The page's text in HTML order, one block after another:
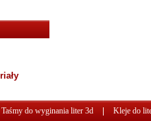
Taśmy do wyginania liter 3d Kleje do